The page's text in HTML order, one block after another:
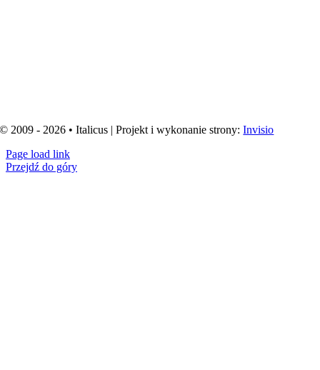
© 2009 - 2026 • Italicus | Projekt i wykonanie strony:Invisio
Page load link
Przejdź do góry